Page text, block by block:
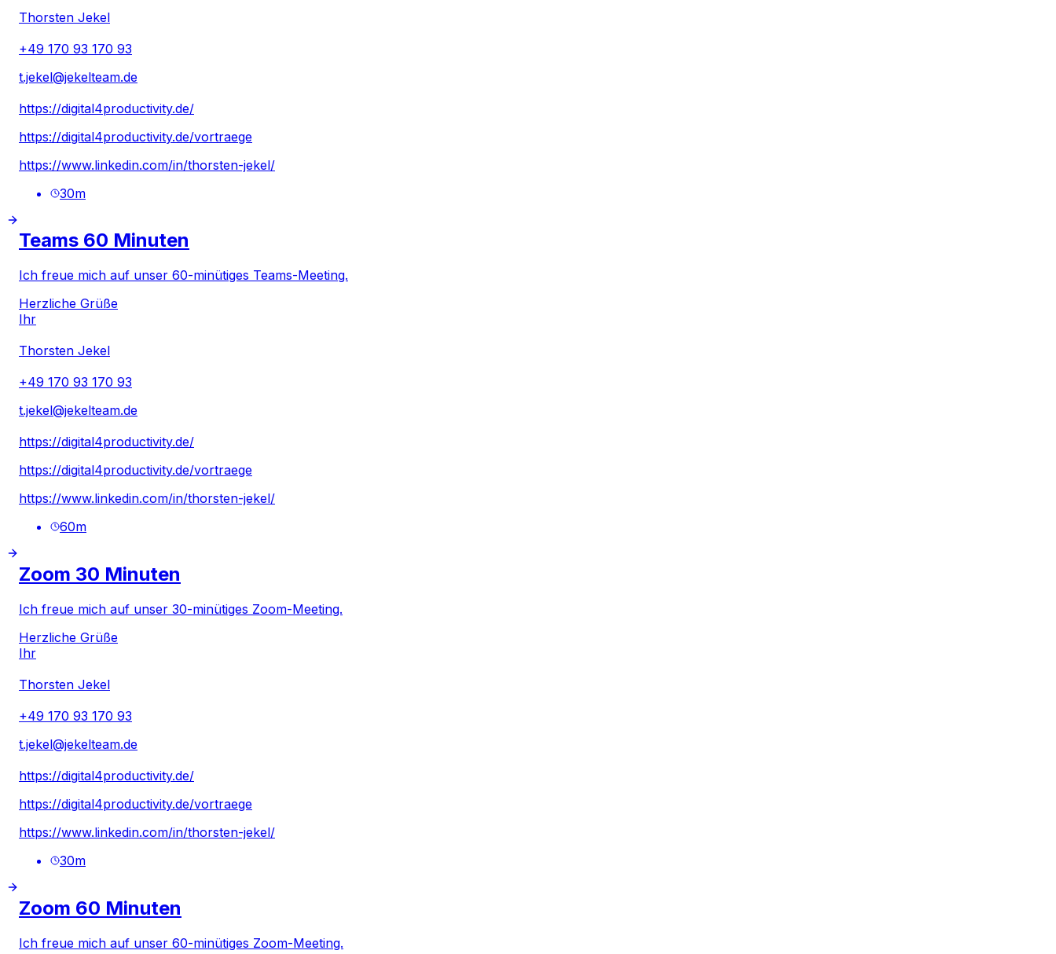
Thorsten Jekel
+49 170 93 170 93
t.jekel@jekelteam.de
https://digital4productivity.de/
https://digital4productivity.de/vortraege
https://www.linkedin.com/in/thorsten-jekel/
30m
Teams 60 Minuten
Ich freue mich auf unser 60-minütiges Teams-Meeting.
Herzliche Grüße
Ihr
Thorsten Jekel
+49 170 93 170 93
t.jekel@jekelteam.de
https://digital4productivity.de/
https://digital4productivity.de/vortraege
https://www.linkedin.com/in/thorsten-jekel/
60m
Zoom 30 Minuten
Ich freue mich auf unser 30-minütiges Zoom-Meeting.
Herzliche Grüße
Ihr
Thorsten Jekel
+49 170 93 170 93
t.jekel@jekelteam.de
https://digital4productivity.de/
https://digital4productivity.de/vortraege
https://www.linkedin.com/in/thorsten-jekel/
30m
Zoom 60 Minuten
Ich freue mich auf unser 60-minütiges Zoom-Meeting.